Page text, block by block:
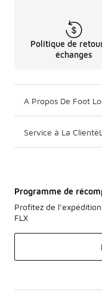
Politique de
échanges
A Propos De Foot
Service à La
Programme de
Profitez de
FLX